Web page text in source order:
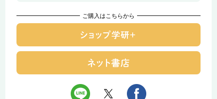
ご購入はこちらから